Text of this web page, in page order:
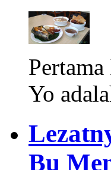
Yo
Bu